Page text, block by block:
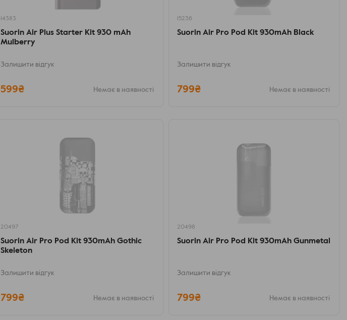
14383
Suorin Air Plus Starter Kit 930 mAh
Mulberry
Залишити відгук
599₴ Немає в наявності
15236
Suorin Air Pro Pod Kit 930mAh Black
Залишити відгук
799₴ Немає в наявності
20497
Suorin Air Pro Pod Kit 930mAh Gothic
Skeleton
Залишити відгук
799₴ Немає в наявності
20498
Suorin Air Pro Pod Kit 930mAh Gunmetal
Залишити відгук
799₴ Немає в наявності